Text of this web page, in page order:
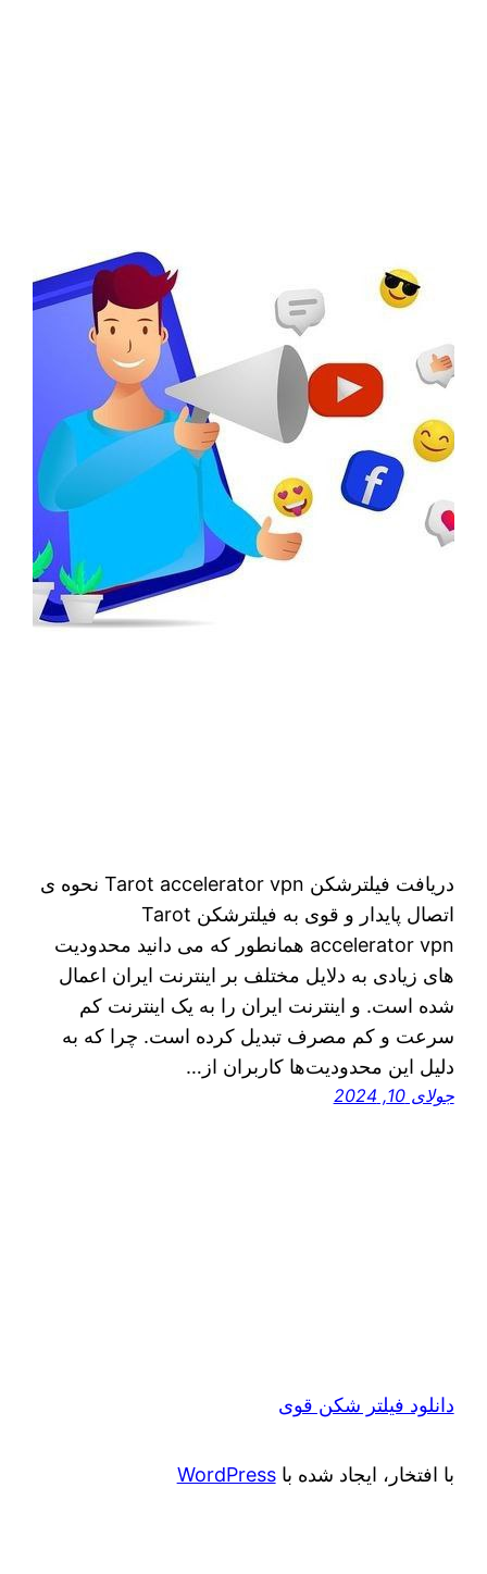
دريافت فیلترشکن Tarot accelerator vpn نحوه ی
اتصال پایدار و قوی به فیلترشکن Tarot
accelerator vpn همانطور که می دانید محدودیت‌
های زیادی به دلایل مختلف بر اینترنت ایران اعمال
شده است. و اینترنت ایران را به یک اینترنت کم
سرعت و کم مصرف تبدیل کرده است. چرا که به
دلیل این محدودیت‌ها کاربران از…
جولای 10, 2024
دانلود فیلتر شکن قوی
با افتخار، ایجاد شده باWordPress